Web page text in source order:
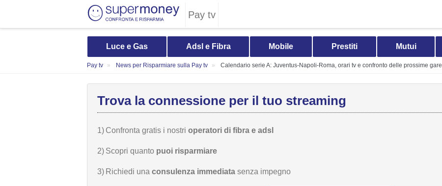
Pay tv
Luce e Gas Adsl e Fibra Mobile Prestiti Mutui
Pay tv News per Risparmiare sulla Pay tv Calendario serie A: Juventus-Napoli-Roma, orari tv e confronto delle prossime gare
Trova la connessione per il tuo streaming
1) Confronta gratis i nostri operatori di fibra e adsl
2) Scopri quanto puoi risparmiare
3) Richiedi una consulenza immediata senza impegno